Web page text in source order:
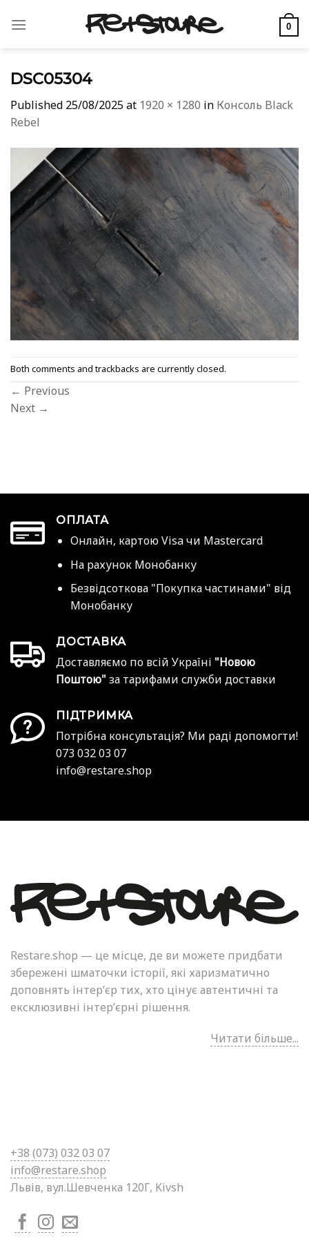
0
DSC05304
Published 25/08/2025at 1920 × 1280 in Консоль Black
Rebel
Both comments and trackbacks are currently closed.
← Previous
Next →
ОПЛАТА
Онлайн, картою Visa чи Mastercard
На рахунок Монобанку
Безвідсоткова "Покупка частинами" від
Монобанку
ДОСТАВКА
Доставляємо по всій Україні "Новою
Поштою" за тарифами служби доставки
ПІДТРИМКА
Потрібна консультація? Ми раді допомогти!
073 032 03 07
info@restare.shop
Restare.shop — це місце, де ви можете придбати
збережені шматочки історії, які харизматично
доповнять інтер’єр тих, хто цінує автентичні та
ексклюзивні інтер’єрні рішення.
Читати більше...
+38 (073) 032 03 07
info@restare.shop
Львів, вул.Шевченка 120Г, Kivsh